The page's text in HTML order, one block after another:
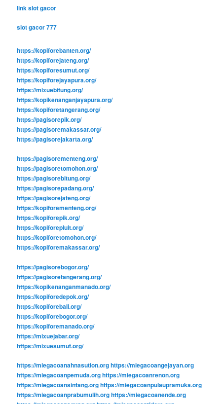
link slot gacor
slot gacor 777
https://kopiforebanten.org/
https://kopiforejateng.org/
https://kopiforesumut.org/
https://kopiforejayapura.org/
https://mixuebitung.org/
https://kopikenanganjayapura.org/
https://kopiforetangerang.org/
https://pagisorepik.org/
https://pagisoremakassar.org/
https://pagisorejakarta.org/
https://pagisorementeng.org/
https://pagisoretomohon.org/
https://pagisorebitung.org/
https://pagisorepadang.org/
https://pagisorejateng.org/
https://kopiforementeng.org/
https://kopiforepik.org/
https://kopiforepluit.org/
https://kopiforetomohon.org/
https://kopiforemakassar.org/
https://pagisorebogor.org/
https://pagisoretangerang.org/
https://kopikenanganmanado.org/
https://kopiforedepok.org/
https://kopiforebali.org/
https://kopiforebogor.org/
https://kopiforemanado.org/
https://mixuejabar.org/
https://mixuesumut.org/
https://miegacoanahnasution.orghttps://miegacoangejayan.org
https://miegacoanpemuda.orghttps://miegacoanrenon.org
https://miegacoansintang.orghttps://miegacoanpulaupramuka.org
https://miegacoanprabumulih.orghttps://miegacoanende.org